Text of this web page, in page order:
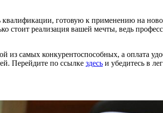
готовую к применению на
стоит реализация вашей мечты, ведь
самых конкурентоспособных, а оплата
Перейдите по ссылке здесь и убедитесь в